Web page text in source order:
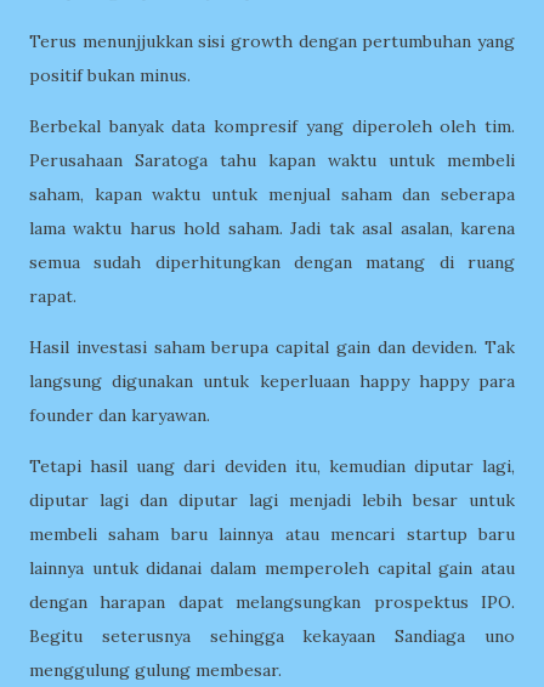
Terus menunjjukkan sisi growth dengan pertumbuhan yang
positif bukan minus.
Berbekal banyak data kompresif yang diperoleh oleh tim.
Perusahaan Saratoga tahu kapan waktu untuk membeli
saham, kapan waktu untuk menjual saham dan seberapa
lama waktu harus hold saham. Jadi tak asal asalan, karena
semua sudah diperhitungkan dengan matang di ruang
rapat.
Hasil investasi saham berupa capital gain dan deviden. Tak
langsung digunakan untuk keperluaan happy happy para
founder dan karyawan.
Tetapi hasil uang dari deviden itu, kemudian diputar lagi,
diputar lagi dan diputar lagi menjadi lebih besar untuk
membeli saham baru lainnya atau mencari startup baru
lainnya untuk didanai dalam memperoleh capital gain atau
dengan harapan dapat melangsungkan prospektus IPO.
Begitu seterusnya sehingga kekayaan Sandiaga uno
menggulung gulung membesar.